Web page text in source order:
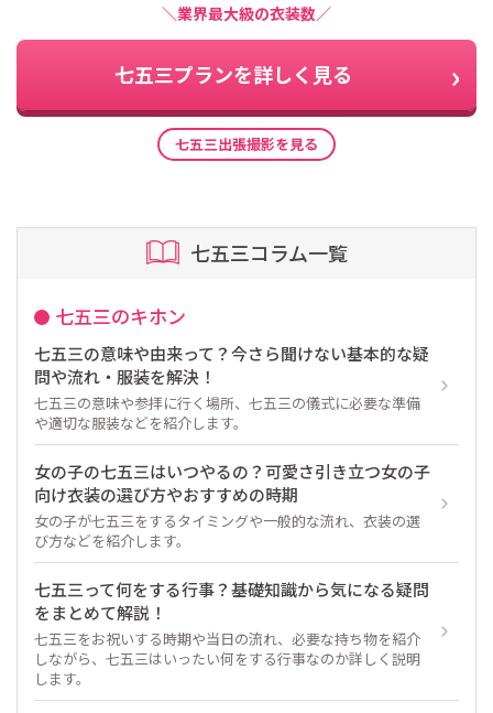
＼業界最大級の衣装数／
七五三プランを詳しく見る
七五三出張撮影を見る
七五三コラム一覧
七五三のキホン
七五三の意味や由来って？今さら聞けない基本的な疑
問や流れ・服装を解決！
七五三の意味や参拝に行く場所、七五三の儀式に必要な準備
や適切な服装などを紹介します。
女の子の七五三はいつやるの？可愛さ引き立つ女の子
向け衣装の選び方やおすすめの時期
女の子が七五三をするタイミングや一般的な流れ、衣装の選
び方などを紹介します。
七五三って何をする行事？基礎知識から気になる疑問
をまとめて解説！
七五三をお祝いする時期や当日の流れ、必要な持ち物を紹介
しながら、七五三はいったい何をする行事なのか詳しく説明
します。